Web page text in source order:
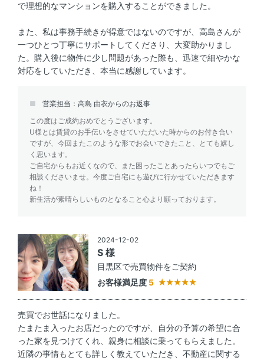
で理想的なマンションを購入することができました。
また、私は事務手続きが得意ではないのですが、高島さんが
一つひとつ丁寧にサポートしてくださり、大変助かりまし
た。購入後に物件に少し問題があった際も、迅速で細やかな
対応をしていただき、本当に感謝しています。
営業担当：高島 由衣からのお返事
この度はご成約おめでとうございます。
U様とは賃貸のお手伝いをさせていただいた時からのお付き合い
ですが、今回またこのような形でお会いできたこと、とても嬉し
く思います。
ご自宅からもお近くなので、また困ったことあったらいつでもご
相談くださいませ。今度ご自宅にも遊びに行かせていただきます
ね！
新生活が素晴らしいものとなること心より願っております。
2024-12-02
S 様
目黒区で売買物件をご契約
お客様満足度 5
売買でお世話になりました。
たまたま入ったお店だったのですが、自分の予算の希望に合
った家を見つけてくれ、親身に相談に乗ってもらえました。
近隣の事情もとても詳しく教えていただき、不動産に関する